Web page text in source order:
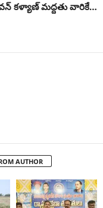
కళ్యాణ్ మద్దతు వారికే…
AUTHOR